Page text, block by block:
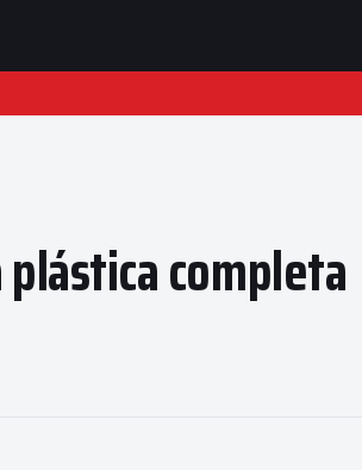
completa